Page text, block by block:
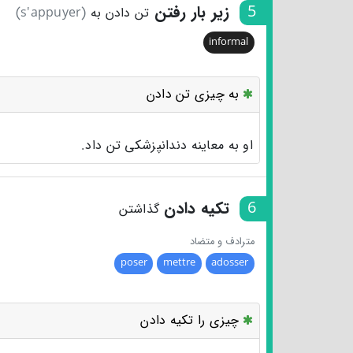
5 زیر بار رفتن تن دادن به (s'appuyer)
informal
به چیزی تن دادن
او به معاینه دندانپزشکی تن داد.
6 تکیه دادنگذاشتن
مترادف و متضاد
adosser
mettre
poser
چیزی را تکیه دادن